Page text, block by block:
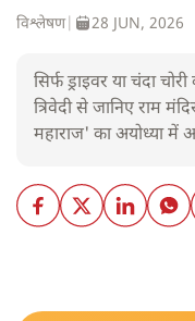
विश्लेषण| 28 JUN, 2026
सिर्फ ड्राइवर या चंदा
त्रिवेदी से जानिए राम
महाराज' का अयोध्या